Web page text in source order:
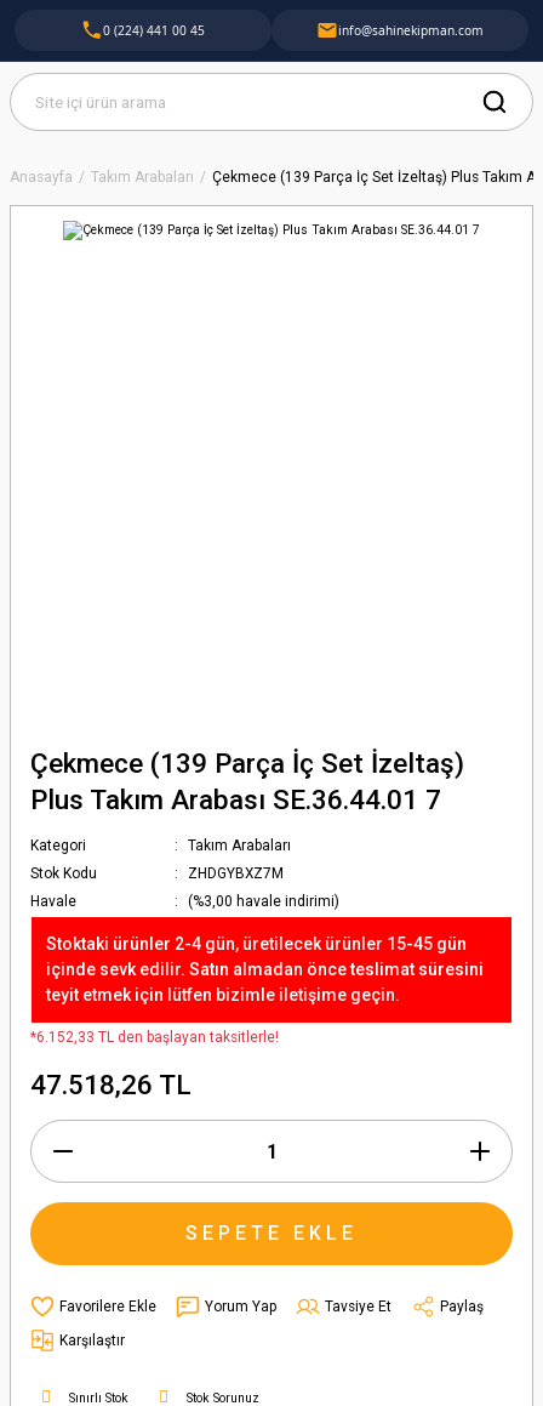
Anasayfa Takım Arabaları Çekmece (139 Parça İç Set İzeltaş) Plus Takım
Çekmece (139 Parça İç Set İzeltaş)
Plus Takım Arabası SE.36.44.01 7
Kategori
Takım Arabaları
Stok Kodu
ZHDGYBXZ7M
Havale
(%3,00 havale indirimi)
Stoktaki ürünler 2-4 gün, üretilecek ürünler 15-45 gün
içinde sevk edilir. Satın almadan önce teslimat süresini
teyit etmek için lütfen bizimle iletişime geçin.
*6.152,33 TL den başlayan taksitlerle!
47.518,26 TL
SEPETE EKLE
Yorum Yap Tavsiye Et
Paylaş
Karşılaştır
Sınırlı Stok Stok Sorunuz
0 (224) 441 00 45 info@sahinekipman.com